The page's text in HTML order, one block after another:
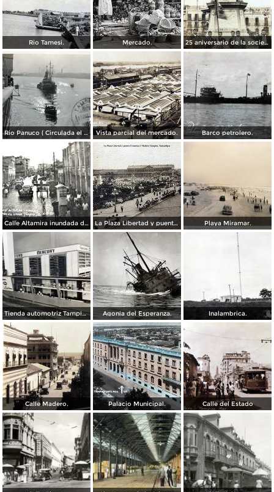
Rio Tamesi. Mercado. 25 aniversario de la sociedad mutua de artesanos de Benito Juarez ( Fechada el 2 de Octubre de 1910 ).
Rio Panuco ( Circulada el 17 de Mayo de 1932 ). Vista parcial del mercado. Barco petrolero.
Calle Altamira inundada despues del ciclon del 2 de Octubre de 1933. La Plaza Libertad y puente Francisco I Madero Tampico, Tamaulipas Playa Miramar.
Tienda automotriz Tampico, Tamaulipas ( Fechada el 25 de Junioo de 1951 ). Agonia del Esperanza. Inalambrica.
Calle Madero. Palacio Municipal. Calle del Estado